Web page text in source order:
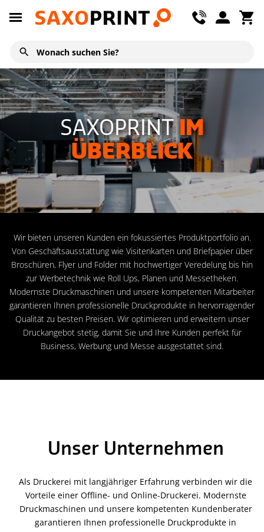
SAXOPRINT
IM
ÜBERBLICK
Wir bieten unseren Kunden ein fokussiertes Produktportfolio an.
Von Geschäftsausstattung wie Visitenkarten und Briefpapier über
Broschüren, Flyer und Folder mit hochwertiger Veredelung bis hin
zur Werbetechnik wie Roll Ups, Planen und Messetheken.
Modernste Druckmaschinen und unsere kompetenten Mitarbeiter
garantieren Ihnen professionelle Druckprodukte in hervorragender
Qualität zu besten Preisen. Wir optimieren und erweitern unser
Druckangebot stetig, damit Sie und Ihre Kunden perfekt für
Business, Werbung und Messe ausgestattet sind.
Unser Unternehmen
Als Druckerei mit langjähriger Erfahrung verbinden wir die
Vorteile einer Offline- und Online-Druckerei. Modernste
Druckmaschinen und unsere kompetenten Kundenberater
garantieren Ihnen professionelle Druckprodukte in